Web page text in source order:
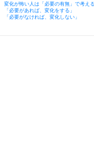
変化が怖い人は「必要の有無」で考え
「必要があれば、変化をする」
「必要がなければ、変化しない」